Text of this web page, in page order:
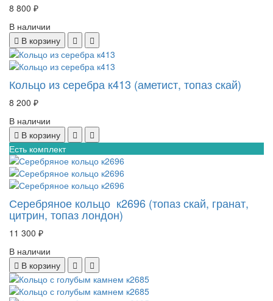
8 800 ₽
В наличии
В корзину
Кольцо из серебра к413 (аметист, топаз скай)
8 200 ₽
В наличии
В корзину
Есть комплект
Серебряное кольцо к2696 (топаз скай, гранат,
цитрин, топаз лондон)
11 300 ₽
В наличии
В корзину